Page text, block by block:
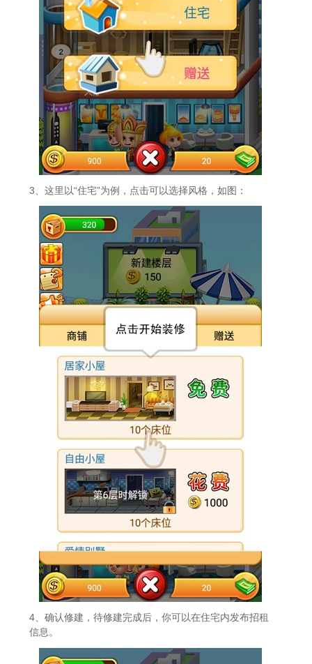
3、这里以“住宅”为例，点击可以选择风格，如图：
4、确认修建，待修建完成后，你可以在住宅内发布招租
信息。